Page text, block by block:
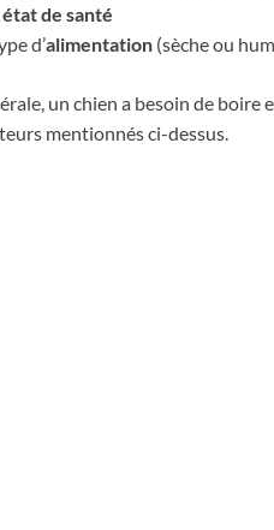
état de santé
d’alimentation (sèche ou
un chien a besoin de
mentionnés ci-dessus.